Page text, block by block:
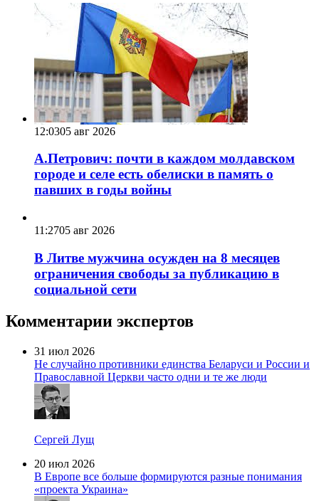
12:0305 авг 2026
А.Петрович: почти в каждом молдавском
городе и селе есть обелиски в память о
павших в годы войны
11:2705 авг 2026
В Литве мужчина осужден на 8 месяцев
ограничения свободы за публикацию в
социальной сети
Комментарии экспертов
31 июл 2026
Не случайно противники единства Беларуси и России и
Православной Церкви часто одни и те же люди
Сергей Лущ
20 июл 2026
В Европе все больше формируются разные понимания
«проекта Украина»